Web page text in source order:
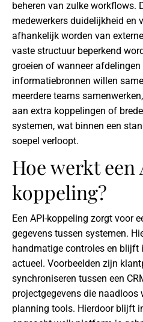
beheren van zulke workflows.
medewerkers duidelijkheid en
afhankelijk worden van
vaste structuur beperkend
groeien of wanneer
informatiebronnen willen
meerdere teams
aan extra koppelingen of
systemen, wat binnen een
soepel verloopt.
Hoe werkt een
koppeling?
Een API-koppeling zorgt voor
gegevens tussen systemen.
handmatige controles en
actueel. Voorbeelden zijn
synchroniseren tussen een
projectgegevens die naadloos
planning tools. Hierdoor blijft